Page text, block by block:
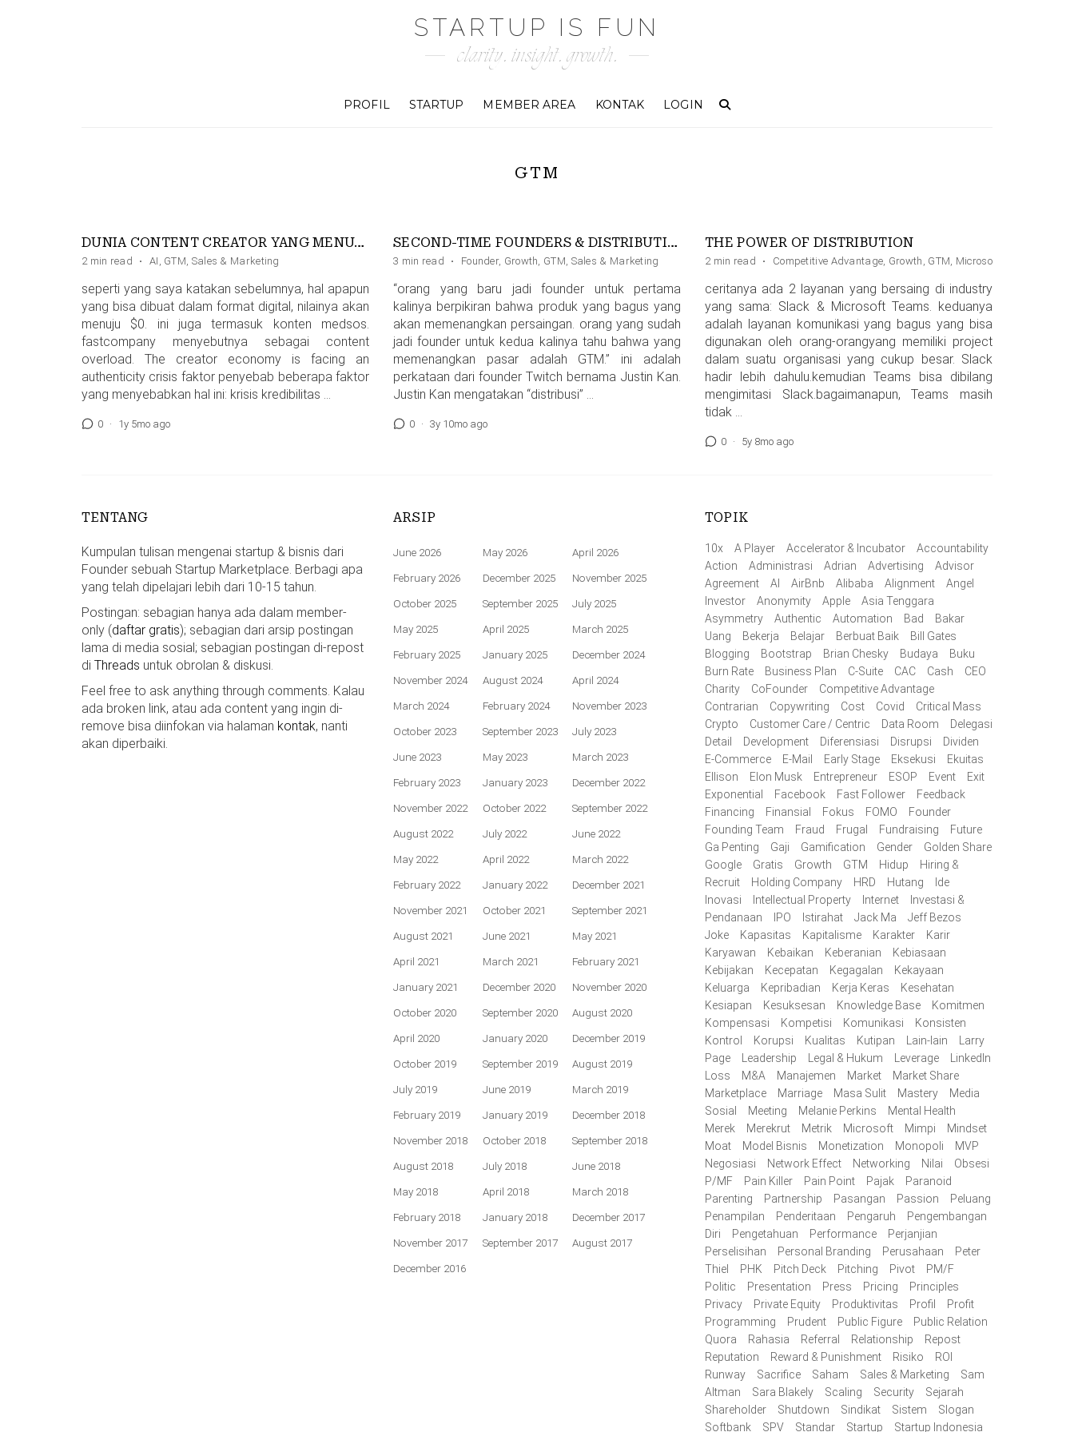
STARTUP IS FUN
clarity. insight. growth.
PROFIL STARTUP MEMBER AREA KONTAK LOGIN
GTM
DUNIA CONTENT CREATOR YANG MENUJU KE RED OCEAN
2 min read · AI , GTM, Sales & Marketing
seperti yang saya katakan sebelumnya, hal apapun
yang bisa dibuat dalam format digital, nilainya akan
menuju $0. ini juga termasuk konten medsos.
fastcompany menyebutnya sebagai content
overload. The creator economy is facing an
authenticity crisis faktor penyebab beberapa faktor
yang menyebabkan hal ini: krisis kredibilitas …
0 · 1y 5mo ago
SECOND-TIME FOUNDERS & DISTRIBUTION
3 min read · Founder, Growth, GTM, Sales & Marketing
“orang yang baru jadi founder untuk pertama
kalinya berpikiran bahwa produk yang bagus yang
akan memenangkan persaingan. orang yang sudah
jadi founder untuk kedua kalinya tahu bahwa yang
memenangkan pasar adalah GTM.” ini adalah
perkataan dari founder Twitch bernama Justin Kan.
Justin Kan mengatakan “distribusi” …
0 · 3y 10mo ago
THE POWER OF DISTRIBUTION
2 min read · Competitive Advantage, Growth , GTM, Microsoft
ceritanya ada 2 layanan yang bersaing di industry
yang sama: Slack & Microsoft Teams. keduanya
adalah layanan komunikasi yang bagus yang bisa
digunakan oleh orang-orangyang memiliki project
dalam suatu organisasi yang cukup besar. Slack
hadir lebih dahulu.kemudian Teams bisa dibilang
mengimitasi Slack.bagaimanapun, Teams masih
tidak …
0 · 5y 8mo ago
TENTANG
Kumpulan tulisan mengenai startup & bisnis dari
Founder sebuah Startup Marketplace. Berbagi apa
yang telah dipelajari lebih dari 10-15 tahun.
Postingan: sebagian hanya ada dalam member-
only (daftar gratis); sebagian dari arsip postingan
lama di media sosial; sebagian postingan di-repost
di Threads untuk obrolan & diskusi.
Feel free to ask anything through comments. Kalau
ada broken link, atau ada content yang ingin di-
remove bisa diinfokan via halaman kontak, nanti
akan diperbaiki.
ARSIP
June 2026 May 2026
April 2026
February 2026
December 2025
November 2025
October 2025
September 2025
July 2025
May 2025
April 2025
March 2025
February 2025
January 2025
December 2024
November 2024
August 2024
April 2024
March 2024
February 2024
November 2023
October 2023
September 2023
July 2023
June 2023
May 2023
March 2023
February 2023
January 2023
December 2022
November 2022
October 2022
September 2022
August 2022
July 2022
June 2022
May 2022
April 2022
March 2022
February 2022
January 2022
December 2021
November 2021
October 2021
September 2021
August 2021
June 2021
May 2021
April 2021
March 2021
February 2021
January 2021
December 2020
November 2020
October 2020
September 2020
August 2020
April 2020
January 2020
December 2019
October 2019
September 2019
August 2019
July 2019
June 2019
March 2019
February 2019
January 2019
December 2018
November 2018
October 2018
September 2018
August 2018
July 2018
June 2018
May 2018
April 2018
March 2018
February 2018
January 2018
December 2017
November 2017
September 2017
August 2017
December 2016
TOPIK
10x A Player Accelerator & Incubator
Accountability
Action
Administrasi Adrian Advertising
Advisor
Agreement
AI AirBnb Alibaba Alignment
Angel
Investor
Anonymity Apple
Asia Tenggara
Asymmetry
Authentic Automation Bad
Bakar
Uang
Bekerja Belajar Berbuat Baik
Bill Gates
Blogging
Bootstrap Brian Chesky Budaya
Buku
Burn Rate
Business Plan C-Suite CAC Cash
CEO
Charity
CoFounder
Competitive Advantage
Contrarian
Copywriting Cost Covid
Critical Mass
Crypto
Customer Care / Centric Data Room
Delegasi
Detail
Development Diferensiasi Disrupsi
Dividen
E-Commerce
E-Mail Early Stage Eksekusi
Ekuitas
Ellison
Elon Musk Entrepreneur ESOP Event
Exit
Exponential
Facebook Fast Follower
Feedback
Financing
Finansial Fokus FOMO
Founder
Founding Team
Fraud Frugal Fundraising
Future
Ga Penting
Gaji Gamification Gender
Golden Share
Google
Gratis Growth GTM Hidup
Hiring &
Recruit
Holding Company HRD Hutang
Ide
Inovasi
Intellectual Property Internet
Investasi &
Pendanaan
IPO Istirahat Jack Ma
Jeff Bezos
Joke
Kapasitas Kapitalisme Karakter
Karir
Karyawan
Kebaikan Keberanian
Kebiasaan
Kebijakan
Kecepatan Kegagalan
Kekayaan
Keluarga
Kepribadian Kerja Keras
Kesehatan
Kesiapan
Kesuksesan Knowledge Base
Komitmen
Kompensasi
Kompetisi Komunikasi
Konsisten
Kontrol
Korupsi Kualitas Kutipan Lain-lain
Larry
Page
Leadership Legal & Hukum Leverage
LinkedIn
Loss
M&A Manajemen Market
Market Share
Marketplace
Marriage Masa Sulit Mastery
Media
Sosial
Meeting Melanie Perkins
Mental Health
Merek
Merekrut Metrik Microsoft Mimpi
Mindset
Moat
Model Bisnis Monetization Monopoli
MVP
Negosiasi
Network Effect Networking Nilai
Obsesi
P/MF
Pain Killer Pain Point Pajak
Paranoid
Parenting
Partnership Pasangan Passion
Peluang
Penampilan
Penderitaan Pengaruh
Pengembangan
Diri
Pengetahuan Performance
Perjanjian
Perselisihan
Personal Branding Perusahaan
Peter
Thiel
PHK Pitch Deck Pitching Pivot
PM/F
Politic
Presentation Press Pricing
Principles
Privacy
Private Equity Produktivitas Profil
Profit
Programming
Prudent Public Figure
Public Relation
Quora
Rahasia Referral Relationship
Repost
Reputation
Reward & Punishment Risiko
ROI
Runway
Sacrifice Saham Sales & Marketing
Sam
Altman
Sara Blakely Scaling Security
Sejarah
Shareholder
Shutdown Sindikat Sistem
Slogan
Softbank
SPV Standar Startup Startup Indonesia